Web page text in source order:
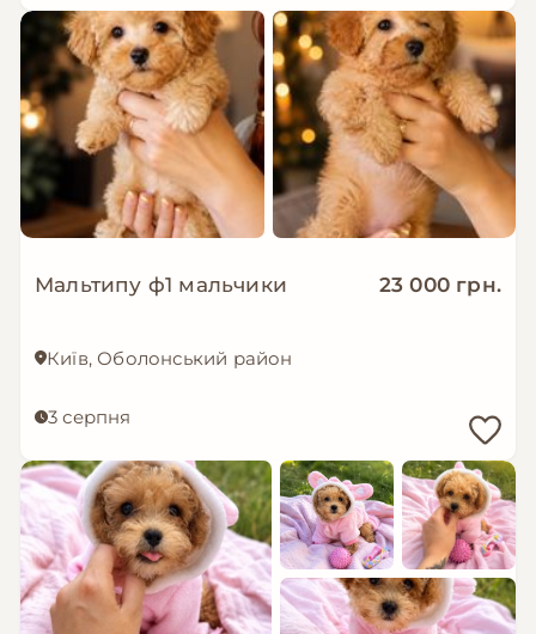
Мальтипу ф1 мальчики 23 000 грн.
Київ, Оболонський район
3 серпня